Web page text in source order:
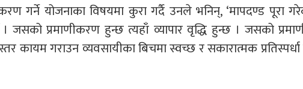
गर्ने योजनाका विषयमा कुरा गर्दै उनले भनिन्, ‘मापदण्ड पूरा
। जसको प्रमाणीकरण हुन्छ त्यहाँ व्यापार वृद्धि हुन्छ । जसको
कायम गराउन व्यवसायीका बिचमा स्वच्छ र सकारात्मक